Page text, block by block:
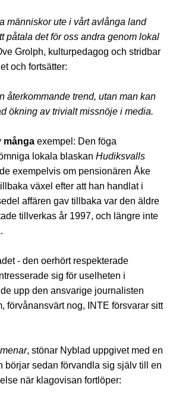
människor ute i vårt avlånga land
påtala det för oss andra genom lokal
Grolph, kulturpedagog och stridbar
och fortsätter:
återkommande trend, utan man kan
ökning av trivialt missnöje i media.
många exempel: Den föga
lokala blaskan Hudiksvalls
exempelvis om pensionären Åke
växel efter att han handlat i
affären gav tillbaka var den äldre
tillverkas år 1997, och längre inte
- den oerhört respekterade
sig för uselheten i
upp den ansvarige journalisten
förvånansvärt nog, INTE försvarar sitt
, stönar Nyblad uppgivet med en
börjar sedan förvandla sig själv till en
när klagovisan fortlöper: